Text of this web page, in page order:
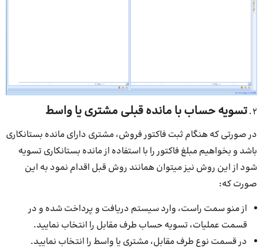
تسویه حساب با مانده قبلی مشتری یا واسط
در صورتی که هنگام ثبت فاکتور فروش، مشتری دارای مانده بستانکاری
باشد و بخواهیم مبلغ فاکتور را با استفاده از مانده بستانکاری تسویه
شود از این روش نیز میتوان همانند روش قبل اقدام ‌نمود به این
صورت که:
از منو سمت راست، وارد سیستم دریافت و پرداخت شده و در
قسمت عملیات، تسویه حساب طرف مقابل را انتخاب نمایید.
در قسمت نوع طرف مقابل، مشتری یا واسط را انتخاب نمایید.